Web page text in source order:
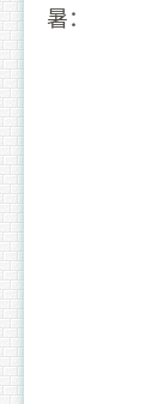
暑：